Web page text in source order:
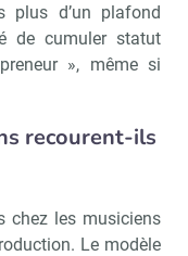
plus d’un plafond
de cumuler statut
», même si
recourent-ils
chez les musiciens
Le modèle